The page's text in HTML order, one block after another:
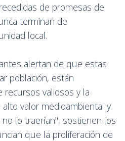
de promesas de
terminan de
local.
alertan de que estas
población, están
recursos valiosos y la
valor medioambiental y
no lo traerían", sostienen los
que la proliferación de